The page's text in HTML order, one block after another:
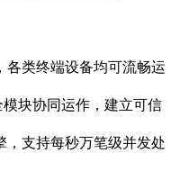
各类终端设备均可流畅运
块协同运作，建立可信
，支持每秒万笔级并发处